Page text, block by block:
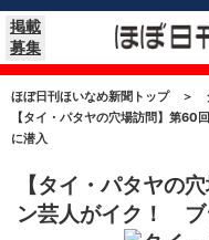
掲載
募集
ほぼ日刊ほいなめ新聞トップ ＞
【タイ・パタヤの穴場訪問】第
に潜入
【タイ・パタヤの
ン芸人がイク！ ブ